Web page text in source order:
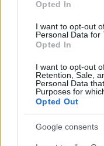
Opted In
I want to opt-out
Personal Data for
Opted In
I want to opt-out
Retention, Sale,
Personal Data
Purposes for
Opted Out
Google consents
nyomtatásával
biztosítja a
módszerekkel való
hagyományos
darabok
lapokat,…